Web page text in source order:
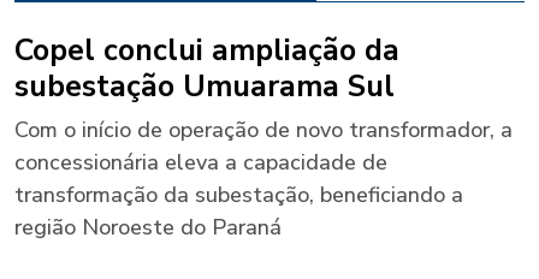
Copel conclui ampliação da
subestação Umuarama Sul
Com o início de operação de novo transformador, a
concessionária eleva a capacidade de
transformação da subestação, beneficiando a
região Noroeste do Paraná